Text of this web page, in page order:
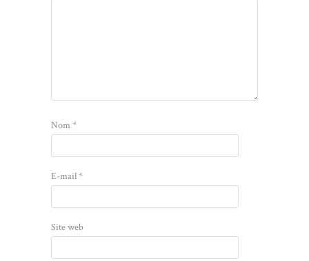
Nom*
E-mail*
Site web